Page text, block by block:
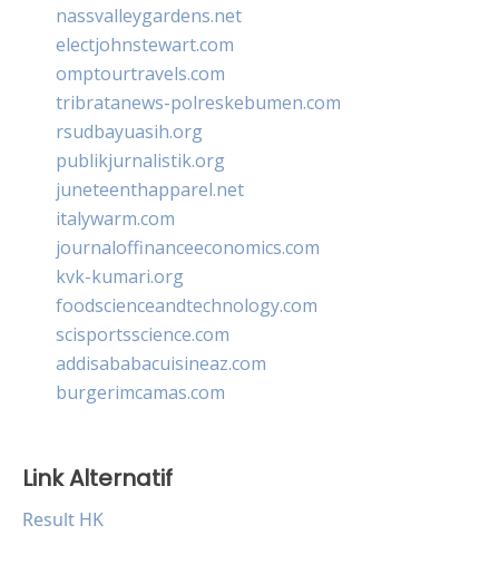
nassvalleygardens.net
electjohnstewart.com
omptourtravels.com
tribratanews-polreskebumen.com
rsudbayuasih.org
publikjurnalistik.org
juneteenthapparel.net
italywarm.com
journaloffinanceeconomics.com
kvk-kumari.org
foodscienceandtechnology.com
scisportsscience.com
addisababacuisineaz.com
burgerimcamas.com
Link Alternatif
Result HK